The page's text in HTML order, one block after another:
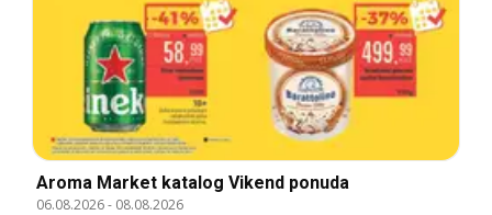
Aroma Market katalog Vikend ponuda
06.08.2026- 08.08.2026